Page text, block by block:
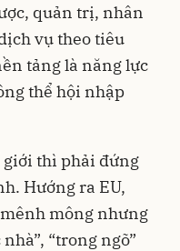
quản trị, nhân
vụ theo tiêu
tảng là năng lực
thể hội nhập
thì phải đứng
Hướng ra EU,
mông nhưng
“trong ngõ”